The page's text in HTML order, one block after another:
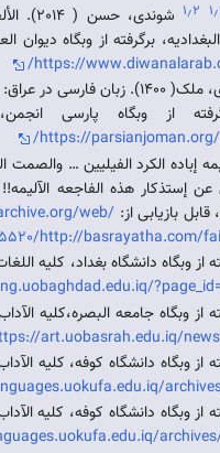
۱٫۲
شوندی،
برگرفته از وبگاه دیوان
https://
حمدی، ملک( 1400). زبان فارسی
"، برگرفته از وبگاه
https://parsianjoman.org/
إباده الكرد الفیلیین … والصمت
عن إستذكار هذه الفاجعه
قابل بازیابی از: web/
http://basrayatha.com/
از وبگاه دانشگاه بغداد، کلیه
از وبگاه جامعه البصره،کلیه
art.uobasrah.edu.iq/
از وبگاه دانشگاه کوفه، کلیه
از وبگاه دانشگاه کوفه، کلیه الآداب، قابل